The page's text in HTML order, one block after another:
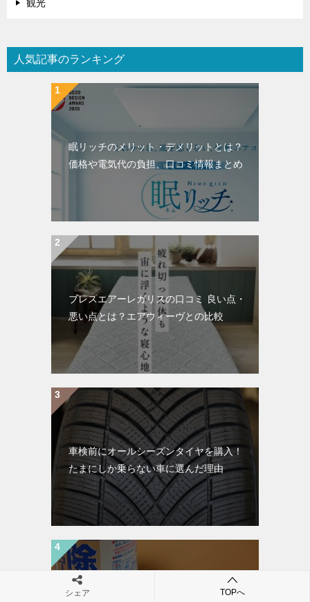
観光
人気記事のランキング
眠リッチのメリット・デメリットとは？
価格や電気代の負担、口コミ情報まとめ
ブレスエアーレガリスの口コミ 良い点・
悪い点とは？エアウィーヴとの比較
車検前にオールシーズンタイヤを購入！
たまにしか乗らない車に選んだ理由
シェア TOPへ